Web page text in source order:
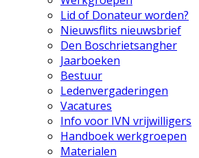
Lid of Donateur worden?
Nieuwsflits nieuwsbrief
Den Boschrietsangher
Jaarboeken
Bestuur
Ledenvergaderingen
Vacatures
Info voor IVN vrijwilligers
Handboek werkgroepen
Materialen